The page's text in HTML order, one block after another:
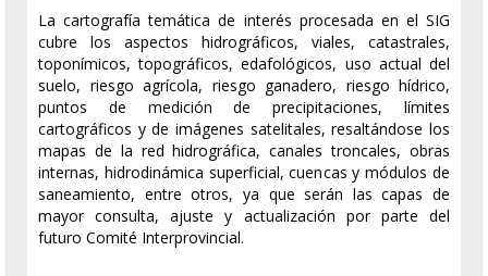
La cartografía temática de interés procesada en el SIG
cubre los aspectos hidrográficos, viales, catastrales,
toponímicos, topográficos, edafológicos, uso actual del
suelo, riesgo agrícola, riesgo ganadero, riesgo hídrico,
puntos de medición de precipitaciones, límites
cartográficos y de imágenes satelitales, resaltándose los
mapas de la red hidrográfica, canales troncales, obras
internas, hidrodinámica superficial, cuencas y módulos de
saneamiento, entre otros, ya que serán las capas de
mayor consulta, ajuste y actualización por parte del
futuro Comité Interprovincial.